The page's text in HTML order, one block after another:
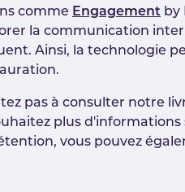
comme Engagement by
la communication
Ainsi, la technologie
pas à consulter notre
plus
vous pouvez